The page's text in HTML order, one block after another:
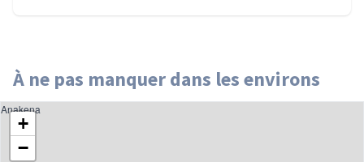
À ne pas manquer dans les environs
+
−
Anakena